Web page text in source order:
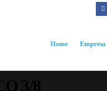
Home Empresa